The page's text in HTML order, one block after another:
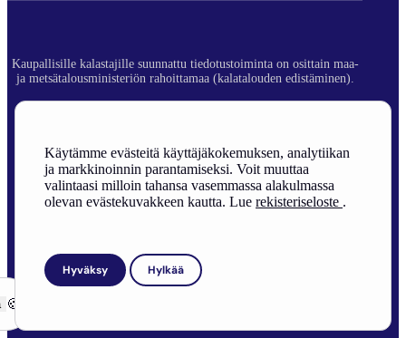
Käytämme evästeitä käyttäjäkokemuksen, analytiikan
ja markkinoinnin parantamiseksi. Voit muuttaa
valintaasi milloin tahansa vasemmassa alakulmassa
olevan evästekuvakkeen kautta. Lue rekisteriseloste .
Hyväksy Hylkää
Kaupallisille kalastajille suunnattu tiedotustoiminta on osittain maa-
ja metsätalousministeriön rahoittamaa (kalatalouden edistäminen).
Rekisteriseloste
Sivuston toteutus